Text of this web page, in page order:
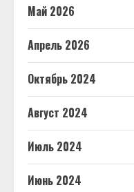
Май 2026
Апрель 2026
Октябрь 2024
Август 2024
Июль 2024
Июнь 2024